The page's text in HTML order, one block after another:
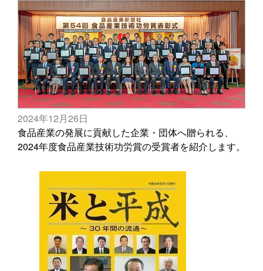
2024年12月26日
食品産業の発展に貢献した企業・団体へ贈られる、
2024年度食品産業技術功労賞の受賞者を紹介します。